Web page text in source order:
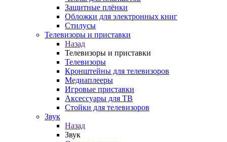
Защитные плёнки
Обложки для электронных книг
Стилусы
Телевизоры и приставки
Назад
Телевизоры и приставки
Телевизоры
Кронштейны для телевизоров
Медиаплееры
Игровые приставки
Аксессуары для ТВ
Стойки для телевизоров
Звук
Назад
Звук